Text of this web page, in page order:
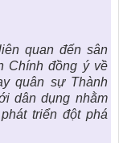
quan đến sân
Chính đồng ý về
quân sự Thành
dân dụng nhằm
triển đột phá